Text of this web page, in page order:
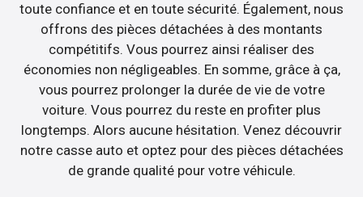
toute confiance et en toute sécurité. Également, nous
offrons des pièces détachées à des montants
compétitifs. Vous pourrez ainsi réaliser des
économies non négligeables. En somme, grâce à ça,
vous pourrez prolonger la durée de vie de votre
voiture. Vous pourrez du reste en profiter plus
longtemps. Alors aucune hésitation. Venez découvrir
notre casse auto et optez pour des pièces détachées
de grande qualité pour votre véhicule.